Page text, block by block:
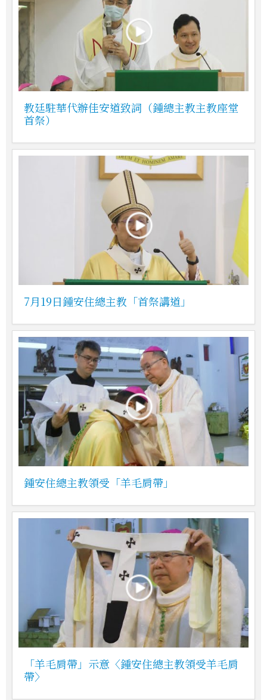
教廷駐華代辦佳安道致詞（鍾總主教主教座堂
首祭）
7月19日鍾安住總主教「首祭講道」
鍾安住總主教領受「羊毛肩帶」
「羊毛肩帶」示意〈鍾安住總主教領受羊毛肩
帶〉